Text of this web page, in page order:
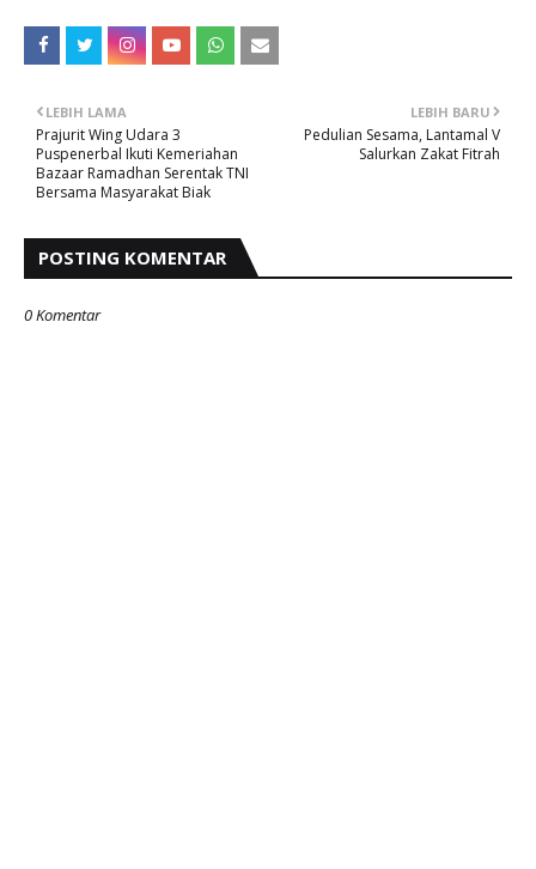
LEBIH BARU
Pedulian Sesama, Lantamal V
Salurkan Zakat Fitrah
LEBIH LAMA
Prajurit Wing Udara 3
Puspenerbal Ikuti Kemeriahan
Bazaar Ramadhan Serentak TNI
Bersama Masyarakat Biak
POSTING KOMENTAR
0 Komentar